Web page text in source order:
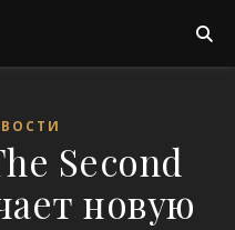
Second
новую